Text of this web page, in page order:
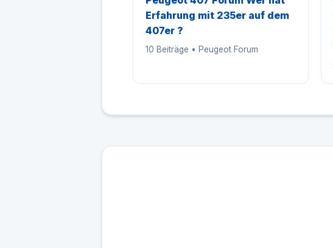
Erfahrung mit 235er auf dem
407er ?
10 Beiträge • Peugeot Forum